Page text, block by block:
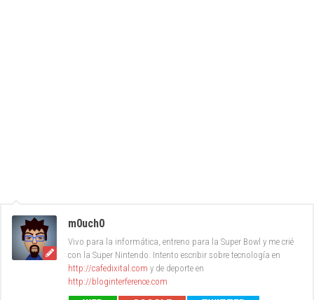
m0uch0
Vivo para la informática, entreno para la Super Bowl y me crié
con la Super Nintendo. Intento escribir sobre tecnología en
http://cafedixital.com y de deporte en
http://bloginterference.com